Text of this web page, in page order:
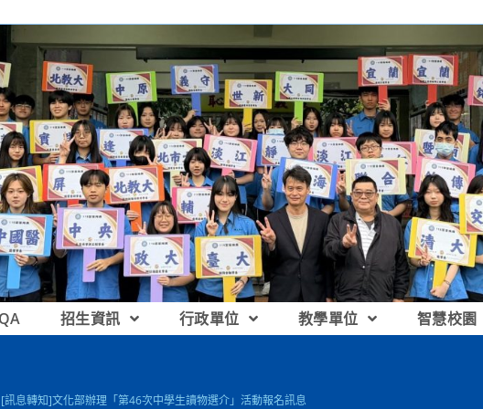
招生資訊 行政單位 教學單位 智慧校園
[訊息轉知]文化部辦理「第46次中學生讀物選介」活動報名訊息